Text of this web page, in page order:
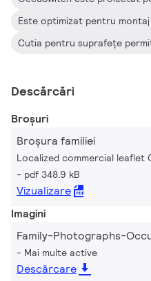
Descărcări
Broșuri
Broșura familiei
Localized commercial leaflet
pdf 348.9 kB
Vizualizare
Imagini
Family-Photographs-
Mai multe active
Descărcare